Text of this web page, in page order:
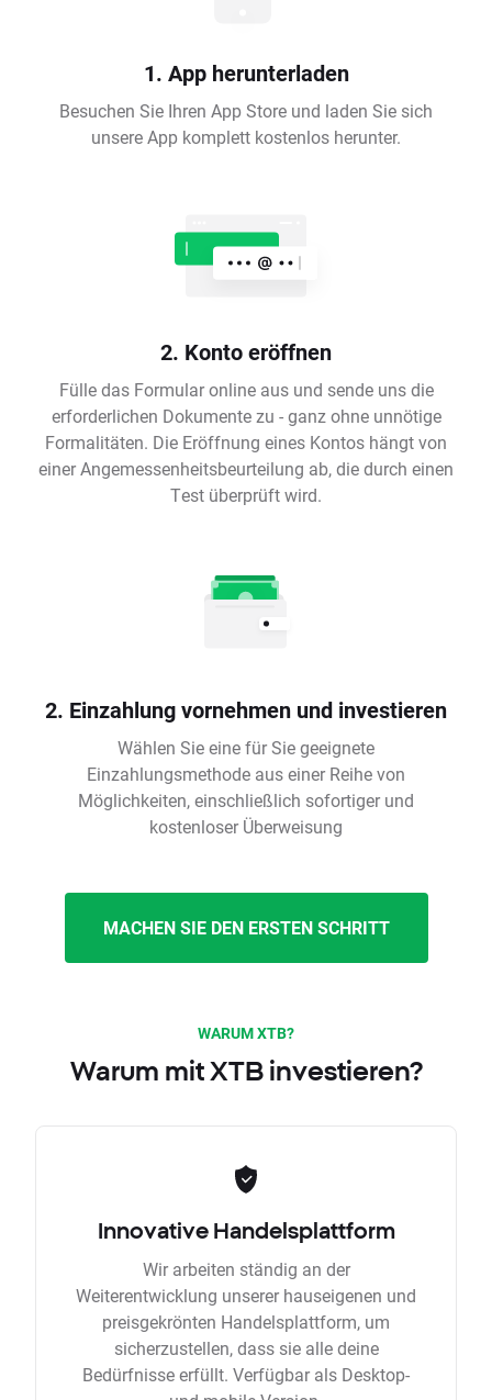
1. App herunterladen
Besuchen Sie Ihren App Store und laden Sie sich
unsere App komplett kostenlos herunter.
2. Konto eröffnen
Fülle das Formular online aus und sende uns die
erforderlichen Dokumente zu - ganz ohne unnötige
Formalitäten. Die Eröffnung eines Kontos hängt von
einer Angemessenheitsbeurteilung ab, die durch einen
Test überprüft wird.
2. Einzahlung vornehmen und investieren
Wählen Sie eine für Sie geeignete
Einzahlungsmethode aus einer Reihe von
Möglichkeiten, einschließlich sofortiger und
kostenloser Überweisung
MACHEN SIE DEN ERSTEN SCHRITT
WARUM XTB?
Warum mit XTB investieren?
Innovative Handelsplattform
Wir arbeiten ständig an der
Weiterentwicklung unserer hauseigenen und
preisgekrönten Handelsplattform, um
sicherzustellen, dass sie alle deine
Bedürfnisse erfüllt. Verfügbar als Desktop-